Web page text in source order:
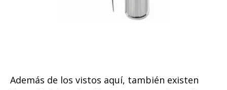
Además de los vistos aquí, también existen